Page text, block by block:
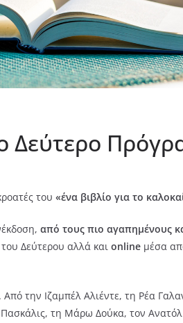
Δεύτερο
του «ένα βιβλίο για το
από τους πιο αγαπημένους
Δεύτερου αλλά και online μέσα
Από την Ιζαμπέλ Αλιέντε, τη Ρέα
τη Μάρω Δούκα, τον